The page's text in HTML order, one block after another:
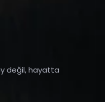
değil, hayatta